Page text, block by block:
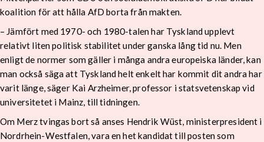
koalition för att hålla AfD borta från makten.
– Jämfört med 1970- och 1980-talen har Tyskland upplevt
relativt liten politisk stabilitet under ganska lång tid nu. Men
enligt de normer som gäller i många andra europeiska länder, kan
man också säga att Tyskland helt enkelt har kommit dit andra har
varit länge, säger Kai Arzheimer, professor i statsvetenskap vid
universitetet i Mainz, till tidningen.
Om Merz tvingas bort så anses Hendrik Wüst, ministerpresident i
Nordrhein-Westfalen, vara en het kandidat till posten som